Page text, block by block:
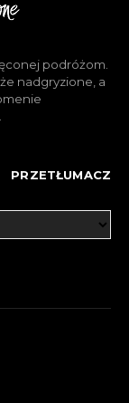
podróżom.
nadgryzione, a
PRZETŁUMACZ